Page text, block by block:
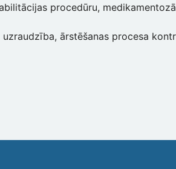
procedūru,
ārstēšanas procesa